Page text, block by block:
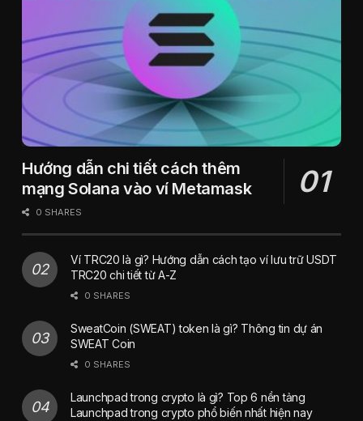
Hướng dẫn chi tiết cách thêm
mạng Solana vào ví Metamask
0 SHARES
Ví TRC20 là gì? Hướng dẫn cách tạo ví lưu trữ USDT
TRC20 chi tiết từ A-Z
0 SHARES
SweatCoin (SWEAT) token là gì? Thông tin dự án
SWEAT Coin
0 SHARES
Launchpad trong crypto là gì? Top 6 nền tảng
Launchpad trong crypto phổ biến nhất hiện nay